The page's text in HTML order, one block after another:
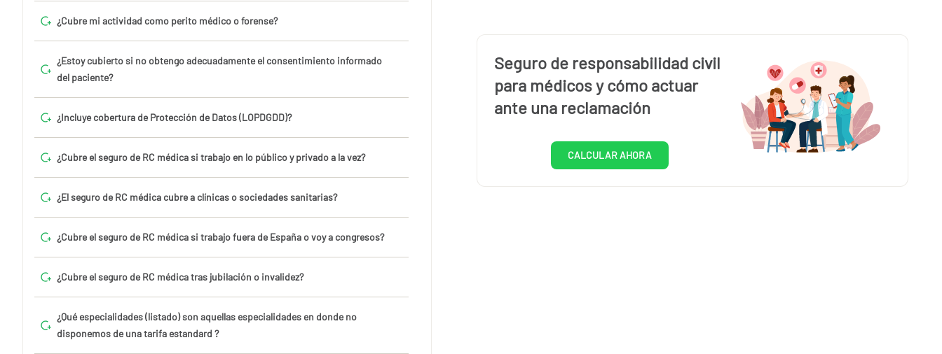
¿Cubre mi actividad como perito médico o forense?
¿Estoy cubierto si no obtengo adecuadamente el consentimiento informado
del paciente?
¿Incluye cobertura de Protección de Datos (LOPDGDD)?
¿Cubre el seguro de RC médica si trabajo en lo público y privado a la vez?
¿El seguro de RC médica cubre a clínicas o sociedades sanitarias?
¿Cubre el seguro de RC médica si trabajo fuera de España o voy a congresos?
¿Cubre el seguro de RC médica tras jubilación o invalidez?
¿Qué especialidades (listado) son aquellas especialidades en donde no
disponemos de una tarifa estandard ?
Seguro de responsabilidad civil
para médicos y cómo actuar
ante una reclamación
CALCULAR AHORA